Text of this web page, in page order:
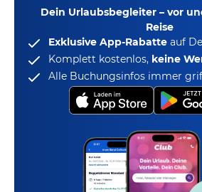
Dein Urlaubsbegleiter – vor
Reise
Exklusive App-Rabatte auf
Komplett kostenlos, keine
Alle Buchungsinfos immer